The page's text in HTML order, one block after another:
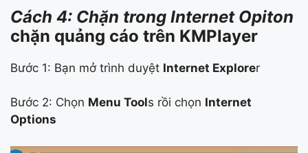
Cách 4: Chặn trong Internet Opiton
chặn quảng cáo trên KMPlayer
Bước 1: Bạn mở trình duyệt Internet Explorer
Bước 2: Chọn Menu Tools rồi chọn Internet
Options